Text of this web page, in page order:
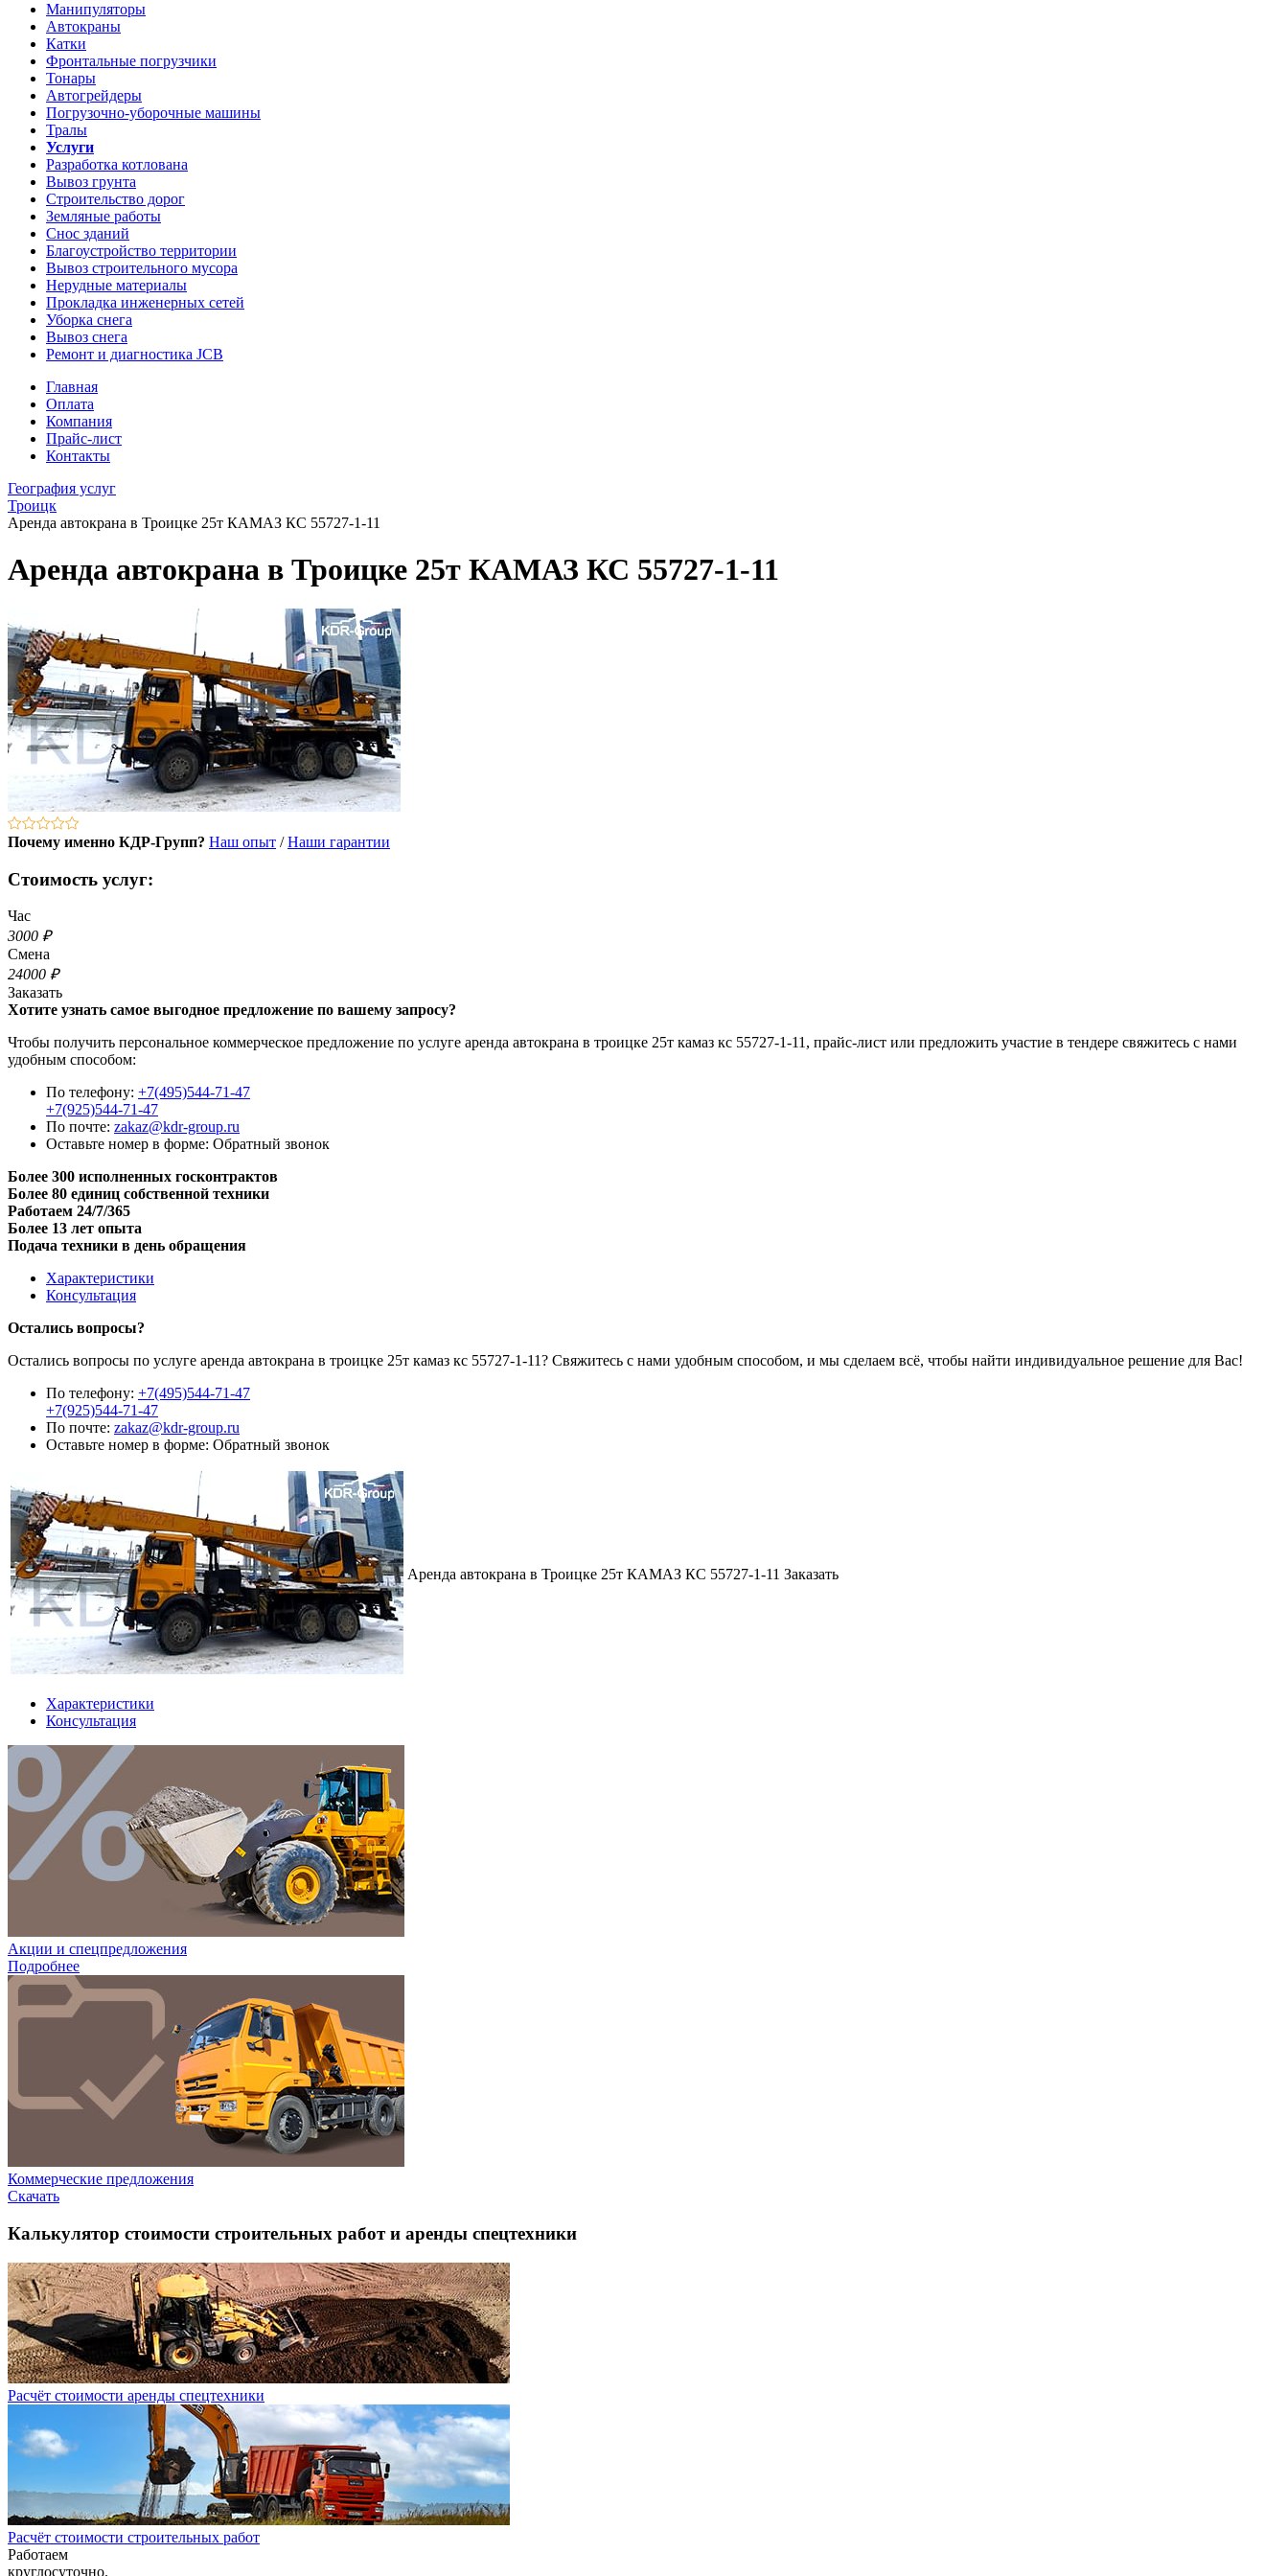
Манипуляторы
Автокраны
Катки
Фронтальные погрузчики
Тонары
Автогрейдеры
Погрузочно-уборочные машины
Тралы
Услуги
Разработка котлована
Вывоз грунта
Строительство дорог
Земляные работы
Снос зданий
Благоустройство территории
Вывоз строительного мусора
Нерудные материалы
Прокладка инженерных сетей
Уборка снега
Вывоз снега
Ремонт и диагностика JCB
Главная
Оплата
Компания
Прайс-лист
Контакты
География услуг
Троицк
Аренда автокрана в Троицке 25т КАМАЗ КС 55727-1-11
Аренда автокрана в Троицке 25т КАМАЗ КС 55727-1-11
Почему именно КДР-Групп? Наш опыт /Наши гарантии
Стоимость услуг:
Час
3000 ₽
Смена
24000 ₽
Заказать
Хотите узнать самое выгодное предложение по вашему запросу?
Чтобы получить персональное коммерческое предложение по услуге аренда автокрана в троицке 25т камаз кс 55727-1-11, прайс-лист или предложить участие в тендере свяжитесь с нами
удобным способом:
По телефону: +7(495)544-71-47
+7(925)544-71-47
По почте: zakaz@kdr-group.ru
Оставьте номер в форме: Обратный звонок
Более 300 исполненных госконтрактов
Более 80 единиц собственной техники
Работаем 24/7/365
Более 13 лет опыта
Подача техники в день обращения
Характеристики
Консультация
Остались вопросы?
Остались вопросы по услуге аренда автокрана в троицке 25т камаз кс 55727-1-11? Свяжитесь с нами удобным способом, и мы сделаем всё, чтобы найти индивидуальное решение для Вас!
По телефону: +7(495)544-71-47
+7(925)544-71-47
По почте: zakaz@kdr-group.ru
Оставьте номер в форме: Обратный звонок
Аренда автокрана в Троицке 25т КАМАЗ КС 55727-1-11 Заказать
Характеристики
Консультация
Акции и спецпредложения
Подробнее
Коммерческие предложения
Скачать
Калькулятор стоимости строительных работ и аренды спецтехники
Расчёт стоимости аренды спецтехники
Расчёт стоимости строительных работ
Работаем
круглосуточно.